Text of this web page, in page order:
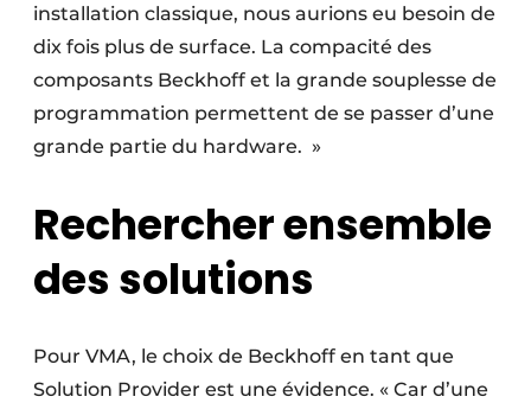
installation classique, nous aurions eu besoin de
dix fois plus de surface. La compacité des
composants Beckhoff et la grande souplesse de
programmation permettent de se passer d’une
grande partie du hardware. »
Rechercher ensemble
des solutions
Pour VMA, le choix de Beckhoff en tant que
Solution Provider est une évidence. « Car d’une